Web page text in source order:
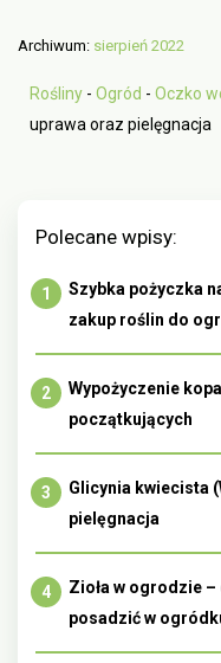
Archiwum: sierpień 2022
Rośliny - Ogród - Oczko
uprawa oraz pielęgnacja
Polecane wpisy:
Szybka pożyczka
zakup roślin do
Wypożyczenie
początkujących
Glicynia kwiecista
pielęgnacja
Zioła w ogrodzie
posadzić w